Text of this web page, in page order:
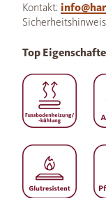
Kontakt:
Top